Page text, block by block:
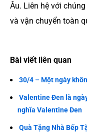
Âu. Liên hệ với
và vận chuyển toàn
Bài viết liên quan
30/4 – Một ngày
Valentine Đen là
nghĩa Valentine Đen
Quà Tặng Nhà Bếp